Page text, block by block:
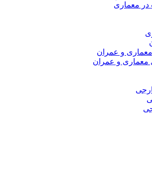
معماری
و عمران
معماری و عمران